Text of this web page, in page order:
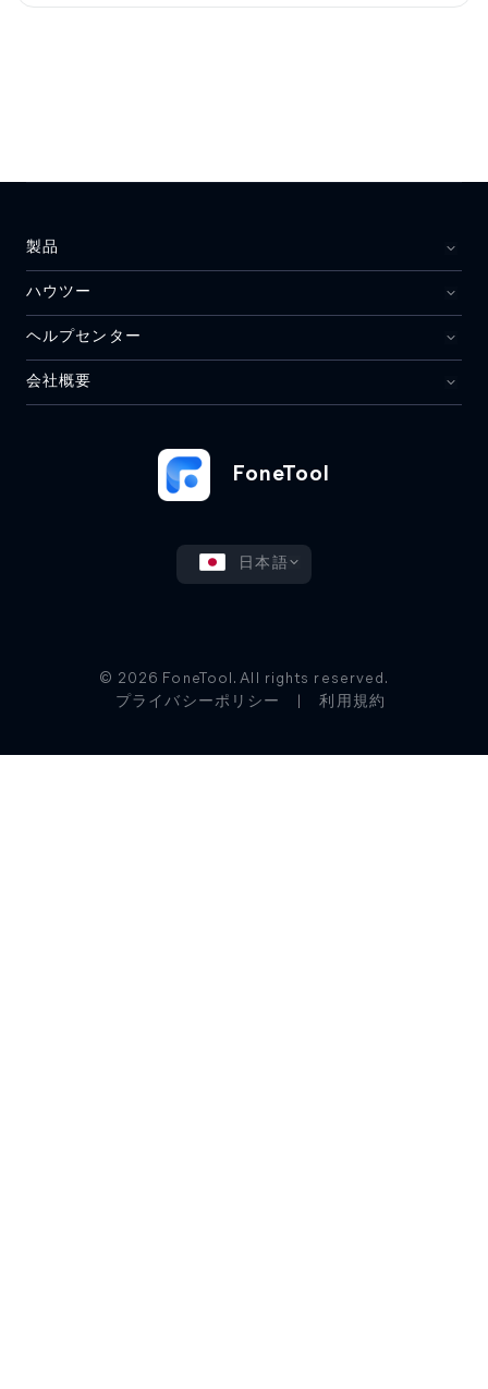
FoneTool
日本語
製品
ハウツー
ヘルプセンター
会社概要
© 2026 FoneTool. All rights reserved.
プライバシーポリシー
利用規約